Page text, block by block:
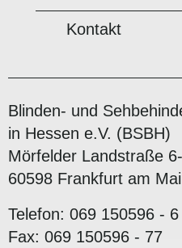
Kontakt
Blinden- und
in Hessen e.V. (BSBH)
Mörfelder Landstraße
60598 Frankfurt am
Telefon: 069 150596 - 6
Fax: 069 150596 - 77